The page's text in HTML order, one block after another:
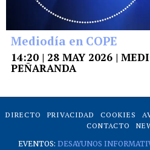
Mediodía en COPE
14:20 | 28 MAY 2026 |
PEÑARANDA
DIRECTO PRIVACIDAD COOKIES
CONTACTO
EVENTOS: DESAYUNOS